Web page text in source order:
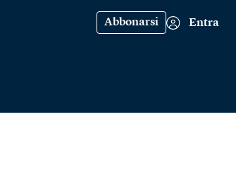
Abbonarsi Entra